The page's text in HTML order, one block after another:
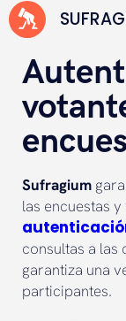
Sufragium
las encuestas
consultas a las
garantiza una
participantes.